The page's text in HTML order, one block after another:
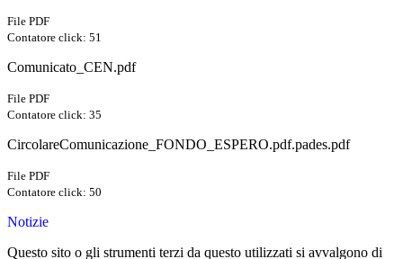
File PDF
Contatore click: 51
Comunicato_CEN.pdf
File PDF
Contatore click: 35
CircolareComunicazione_FONDO_ESPERO.pdf.pades.pdf
File PDF
Contatore click: 50
Notizie
Questo sito o gli strumenti terzi da questo utilizzati si avvalgono di